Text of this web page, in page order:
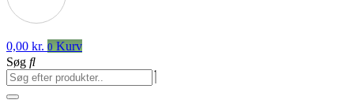
0,00 kr. 0 Kurv
Søg